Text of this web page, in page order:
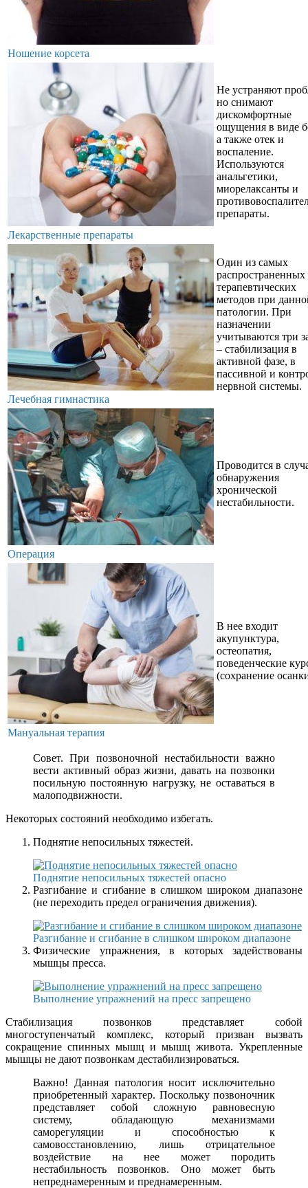
Ношение корсета
Лекарственные препараты
Не устраняют
но снимают
дискомфортные
ощущения в виде
а также отек и
воспаление.
Используются
анальгетики,
миорелаксанты и
препараты.
Лечебная гимнастика
Один из самых
распространенных
терапевтических
методов при
патологии. При
назначении
учитываются три
– стабилизация в
активной фазе, в
пассивной и
нервной системы.
Операция
Проводится в
обнаружения
хронической
нестабильности.
Мануальная терапия
В нее входит
акупунктура,
остеопатия,
поведенческие
(сохранение
Совет. При позвоночной нестабильности важно
вести активный образ жизни, давать на позвонки
посильную постоянную нагрузку, не оставаться в
малоподвижности.
Некоторых состояний необходимо избегать.
Поднятие непосильных тяжестей.
Поднятие непосильных тяжестей опасно
Разгибание и сгибание в слишком широком диапазоне
(не переходить предел ограничения движения).
Разгибание и сгибание в слишком широком диапазоне
Физические упражнения, в которых задействованы
мышцы пресса.
Выполнение упражнений на пресс запрещено
Стабилизация позвонков представляет собой
многоступенчатый комплекс, который призван вызвать
сокращение спинных мышц и мышц живота. Укрепленные
мышцы не дают позвонкам дестабилизироваться.
Важно! Данная патология носит исключительно
приобретенный характер. Поскольку позвоночник
представляет собой сложную равновесную
систему, обладающую механизмами
саморегуляции и способностью к
самовосстановлению, лишь отрицательное
воздействие на нее может породить
нестабильность позвонков. Оно может быть
непреднамеренным и преднамеренным.